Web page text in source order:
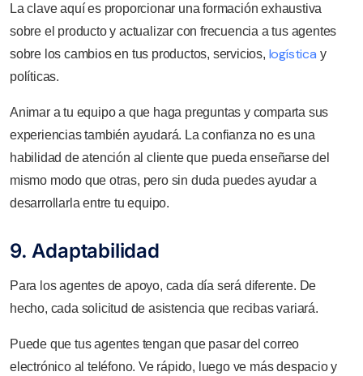
La clave aquí es proporcionar una formación exhaustiva
sobre el producto y actualizar con frecuencia a tus agentes
sobre los cambios en tus productos, servicios, logística y
políticas.
Animar a tu equipo a que haga preguntas y comparta sus
experiencias también ayudará. La confianza no es una
habilidad de atención al cliente que pueda enseñarse del
mismo modo que otras, pero sin duda puedes ayudar a
desarrollarla entre tu equipo.
9. Adaptabilidad
Para los agentes de apoyo, cada día será diferente. De
hecho, cada solicitud de asistencia que recibas variará.
Puede que tus agentes tengan que pasar del correo
electrónico al teléfono. Ve rápido, luego ve más despacio y